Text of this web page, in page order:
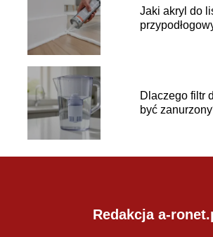
Jaki akryl do
Dlaczego filtr
być
Redakcja a-